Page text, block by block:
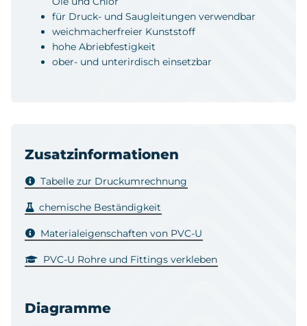
für Druck- und Saugleitungen verwendbar
weichmacherfreier Kunststoff
hohe Abriebfestigkeit
ober- und unterirdisch einsetzbar
Zusatzinformationen
Tabelle zur Druckumrechnung
chemische Beständigkeit
Materialeigenschaften von PVC-U
PVC-U Rohre und Fittings verkleben
Diagramme